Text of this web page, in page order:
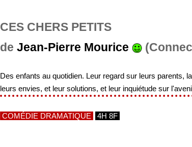
CES CHERS PETITS
de Jean-Pierre Mourice
Des enfants au quotidien. Leur regard sur leurs parents,
leurs envies, et leur solutions, et leur inquiétude sur
COMÉDIE DRAMATIQUE 4H 8F